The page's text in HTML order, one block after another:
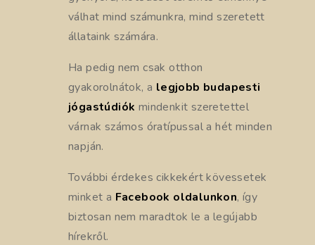
válhat mind számunkra, mind szeretett
állataink számára.
Ha pedig nem csak otthon
gyakorolnátok, a legjobb budapesti
jógastúdiók mindenkit szeretettel
várnak számos óratípussal a hét minden
napján.
További érdekes cikkekért kövessetek
minket a Facebook oldalunkon, így
biztosan nem maradtok le a legújabb
hírekről.